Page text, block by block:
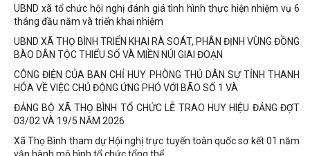
UBND xã tổ chức hội nghị đánh giá tình hình thực hiện nhiệm vụ 6
tháng đầu năm và triển khai nhiệm
UBND XÃ THỌ BÌNH TRIỂN KHAI RÀ SOÁT, PHÂN ĐỊNH VÙNG ĐỒNG
BÀO DÂN TỘC THIỂU SỐ VÀ MIỀN NÚI GIAI ĐOẠN
CÔNG ĐIỆN CỦA BAN CHỈ HUY PHÒNG THỦ DÂN SỰ TỈNH THANH
HÓA VỀ VIỆC CHỦ ĐỘNG ỨNG PHÓ VỚI BÃO SỐ 1 VÀ
ĐẢNG BỘ XÃ THỌ BÌNH TỔ CHỨC LỄ TRAO HUY HIỆU ĐẢNG ĐỢT
03/02 VÀ 19/5 NĂM 2026
Xã Thọ Bình tham dự Hội nghị trực tuyến toàn quốc sơ kết 01 năm